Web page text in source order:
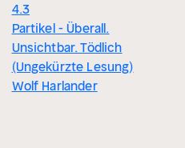
4.3
Partikel - Überall.
Unsichtbar. Tödlich
(Ungekürzte Lesung)
Wolf Harlander